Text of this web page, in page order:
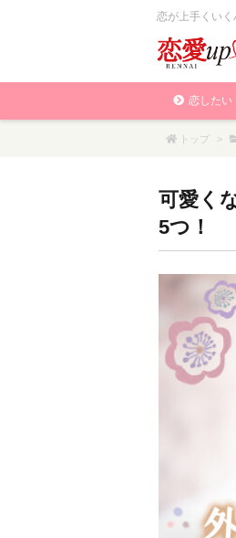
恋が上手くい
恋したい
トップ >
可愛く
5つ！